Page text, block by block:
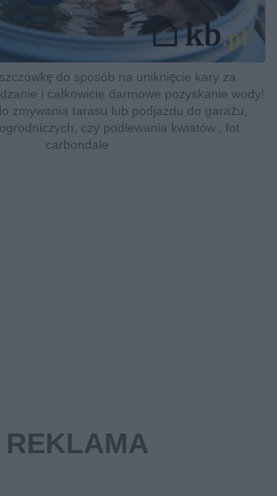
do sposób na uniknięcie kary za
i całkowicie darmowe pozyskanie wody!
zmywania tarasu lub podjazdu do garażu,
czy podlewania kwiatów., fot.
carbondale